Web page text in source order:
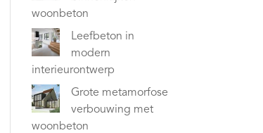
woonbeton
Leefbeton in
modern
interieurontwerp
Grote metamorfose
verbouwing met
woonbeton